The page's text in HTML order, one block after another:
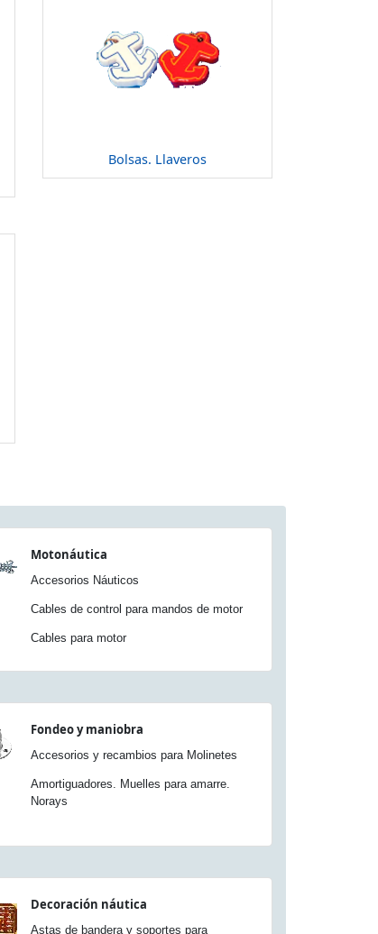
Bolsas. Llaveros
Motonáutica
Accesorios Náuticos
Cables de control para mandos de motor
Cables para motor
Fondeo y maniobra
Accesorios y recambios para Molinetes
Amortiguadores. Muelles para amarre.
Norays
Decoración náutica
Astas de bandera y soportes para